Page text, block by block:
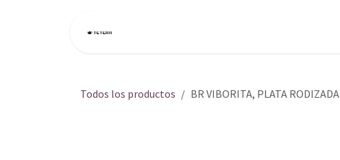
Todos los productos BR VIBORITA, PLATA RODIZADA